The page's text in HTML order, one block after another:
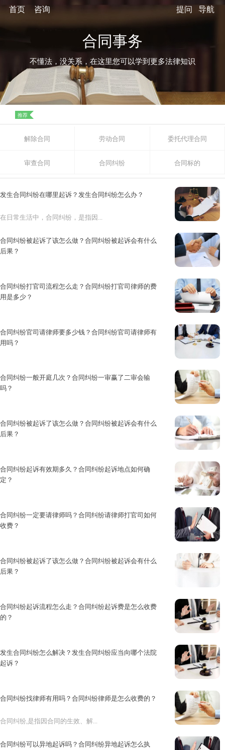
首页 咨询 导航
提问
合同事务
不懂法，没关系，在这里您可以学到更多法律知识
推荐
解除合同 劳动合同 委托代理合同
审查合同 合同纠纷 合同标的
发生合同纠纷在哪里起诉？发生合同纠纷怎么办？
在日常生活中，合同纠纷，是指因...
合同纠纷被起诉了该怎么做？合同纠纷被起诉会有什么
后果？
合同纠纷打官司流程怎么走？合同纠纷打官司律师的费
用是多少？
合同纠纷官司请律师要多少钱？合同纠纷官司请律师有
用吗？
合同纠纷一般开庭几次？合同纠纷一审赢了二审会输
吗？
合同纠纷被起诉了该怎么做？合同纠纷被起诉会有什么
后果？
合同纠纷起诉有效期多久？合同纠纷起诉地点如何确
定？
合同纠纷一定要请律师吗？合同纠纷请律师打官司如何
收费？
合同纠纷被起诉了该怎么做？合同纠纷被起诉会有什么
后果？
合同纠纷起诉流程怎么走？合同纠纷起诉费是怎么收费
的？
发生合同纠纷怎么解决？发生合同纠纷应当向哪个法院
起诉？
合同纠纷找律师有用吗？合同纠纷律师是怎么收费的？
合同纠纷,是指因合同的生效、解...
合同纠纷可以异地起诉吗？合同纠纷异地起诉怎么执